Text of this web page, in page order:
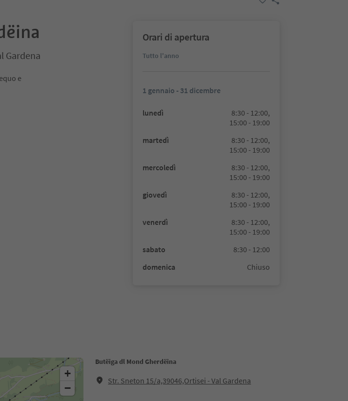
Gardena
e
Orari di apertura
Tutto l'anno
1 gennaio - 31 dicembre
lunedì
8:30 - 12:00,
15:00 - 19:00
martedì
8:30 - 12:00,
15:00 - 19:00
mercoledì
8:30 - 12:00,
15:00 - 19:00
giovedì
8:30 - 12:00,
15:00 - 19:00
venerdì
8:30 - 12:00,
15:00 - 19:00
sabato
8:30 - 12:00
domenica
Chiuso
Butëiga dl Mond Gherdëina
Str. Sneton 15/a,39046,Ortisei - Val Gardena
+
−